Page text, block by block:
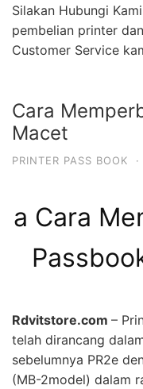
Silakan Hubungi Kami
pembelian printer
Customer Service
Cara
Macet
PRINTER PASS BOOK ·
a Cara
Rdvitstore.com –
telah dirancang
sebelumnya PR2e
(MB-2model) dalam